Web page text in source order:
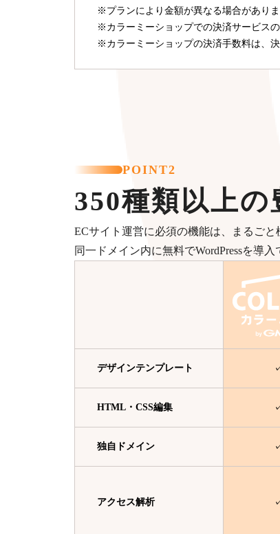
※プランにより金額が異なる場合があり
※カラーミーショップでの決済サービス
※カラーミーショップの決済手数料は、
POINT2
350種類以上の
ECサイト運営に必須の機能は、まるごと
同一ドメイン内に無料でWordPressを導
デザインテンプレート
HTML・ CSS編集
独自ドメイン
アクセス解析